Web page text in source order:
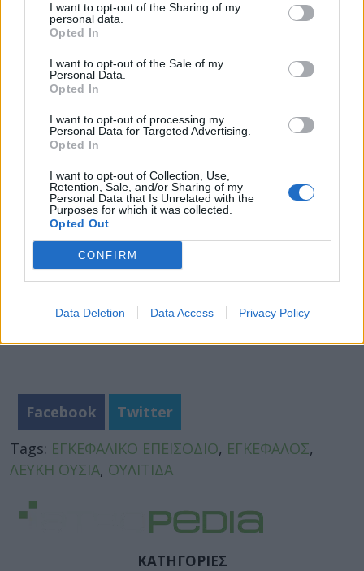
I want to opt-out of the Sharing of my
personal data.
Opted In
I want to opt-out of the Sale of my
Personal Data.
Opted In
I want to opt-out of processing my
Personal Data for Targeted Advertising.
Opted In
I want to opt-out of Collection, Use,
Retention, Sale, and/or Sharing of my
Personal Data that Is Unrelated with the
Purposes for which it was collected.
Opted Out
CONFIRM
Data Deletion Data Access Privacy Policy
Ο Dr. Senδιευκρίνισε
εγκεφαλικών και της νόσου των μικρών αγγείων
του εγκεφάλου. Φαίνεται όμως πως είναι
συμβάλλοντας παράγοντας, μέσω της χρόνιας
φλεγμονής που επιφέρει.
Facebook
Twitter
Tags: ΕΓΚΕΦΑΛΙΚΟ ΕΠΕΙΣΟΔΙΟ, ΕΓΚΕΦΑΛΟΣ,
ΛΕΥΚΗ ΟΥΣΙΑ, ΟΥΛΙΤΙΔΑ
ΚΑΤΗΓΟΡΙΕΣ